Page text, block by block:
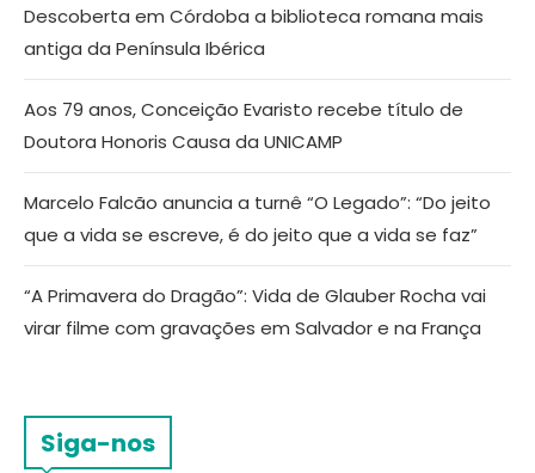
Descoberta em Córdoba a biblioteca romana mais
antiga da Península Ibérica
Aos 79 anos, Conceição Evaristo recebe título de
Doutora Honoris Causa da UNICAMP
Marcelo Falcão anuncia a turnê “O Legado”: “Do jeito
que a vida se escreve, é do jeito que a vida se faz”
“A Primavera do Dragão”: Vida de Glauber Rocha vai
virar filme com gravações em Salvador e na França
Siga-nos